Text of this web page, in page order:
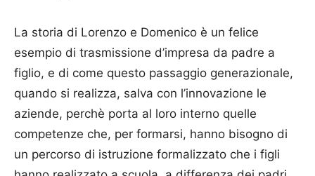
La storia di Lorenzo e Domenico è un felice
esempio di trasmissione d’impresa da padre a
figlio, e di come questo passaggio generazionale,
quando si realizza, salva con l’innovazione le
aziende, perchè porta al loro interno quelle
competenze che, per formarsi, hanno bisogno di
un percorso di istruzione formalizzato che i figli